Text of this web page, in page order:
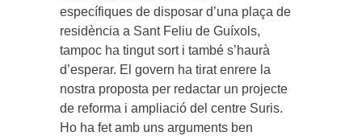
específiques de disposar d’una plaça de
residència a Sant Feliu de Guíxols,
tampoc ha tingut sort i també s’haurà
d’esperar. El govern ha tirat enrere la
nostra proposta per redactar un projecte
de reforma i ampliació del centre Suris.
Ho ha fet amb uns arguments ben